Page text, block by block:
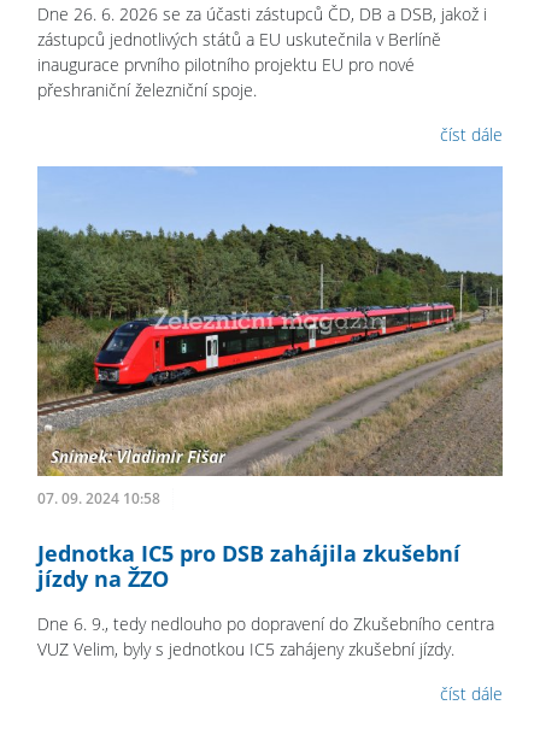
Dne 26. 6. 2026 se za účasti zástupců ČD, DB a DSB, jakož i
zástupců jednotlivých států a EU uskutečnila v Berlíně
inaugurace prvního pilotního projektu EU pro nové
přeshraniční železniční spoje.
číst dále
07. 09. 2024 10:58
Jednotka IC5 pro DSB zahájila zkušební
jízdy na ŽZO
Dne 6. 9., tedy nedlouho po dopravení do Zkušebního centra
VUZ Velim, byly s jednotkou IC5 zahájeny zkušební jízdy.
číst dále